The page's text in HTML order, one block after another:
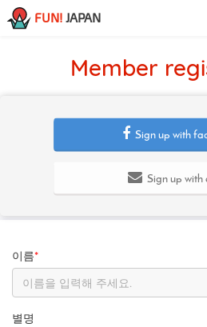
FUN! JAPAN
Member
Sign up with
Sign up with
이름*
별명